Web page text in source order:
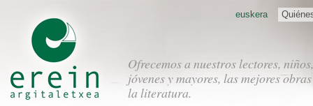
Ofrecemos a nuestros lectores, niños,
jóvenes y mayores, las mejores
la literatura.
euskera